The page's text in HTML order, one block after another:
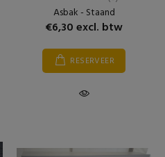
Asbak - Staand
€6,30 excl. btw
RESERVEER